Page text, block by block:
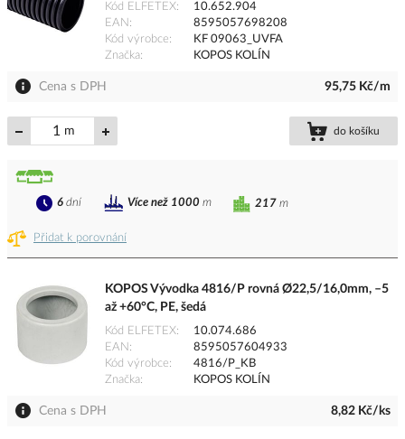
Kód ELFETEX
10.652.904
EAN
8595057698208
Kód výrobce
KF 09063_UVFA
Značka
KOPOS KOLÍN
Cena s DPH 95,75 Kč/m
m do košíku
Přidat k porovnání
217 m
6 dní Více než 1000 m
KOPOS Vývodka 4816/P rovná Ø22,5/16,0mm, –5
až +60°C, PE, šedá
Kód ELFETEX
10.074.686
EAN
8595057604933
Kód výrobce
4816/P_KB
Značka
KOPOS KOLÍN
Cena s DPH 8,82 Kč/ks